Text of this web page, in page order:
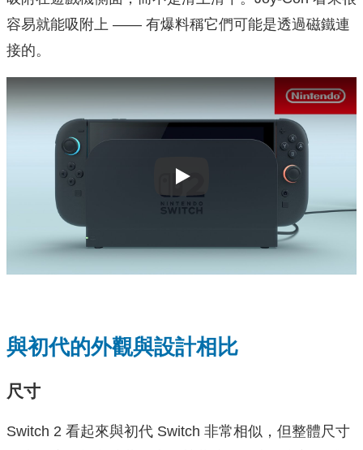
容易就能吸附上 —— 有爆料稱它們可能是透過磁鐵連
接的。
Play
與初代的外觀與設計相比
尺寸
Switch 2 看起來與初代 Switch 非常相似，但整體尺寸